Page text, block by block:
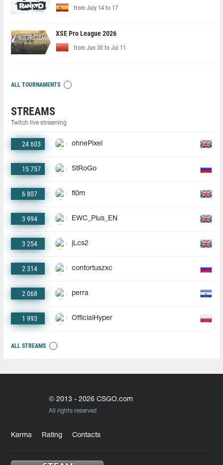
from July 14 to 17
XSE Pro League 2026
from Jun 30 to Jul 11
ALL TOURNAMENTS
STREAMS
Twitch live streaming
24 603 ohnePixel
15 757 StRoGo
6 807 fl0m
3 994 EWC_Plus_EN
3 254 jLcs2
2 314 contortuszxc
2 068 perra
1 993 OfficialHyper
ALL STREAMS
© 2013 - 2026 CSGO.com
All rights reserved
Karma Rating Contacts